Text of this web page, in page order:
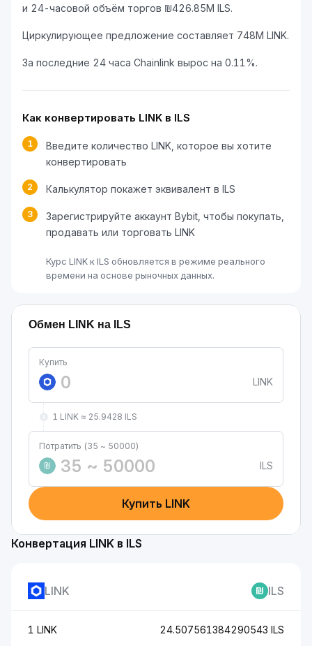
и 24-часовой объём торгов ₪426.85M ILS.
Циркулирующее предложение составляет 748M LINK.
За последние 24 часа Chainlink вырос на 0.11%.
Как конвертировать LINK в ILS
1
Введите количество LINK, которое вы хотите
конвертировать
2 Калькулятор покажет эквивалент в ILS
3
Зарегистрируйте аккаунт Bybit, чтобы покупать,
продавать или торговать LINK
Курс LINK к ILS обновляется в режиме реального
времени на основе рыночных данных.
Обмен LINK на ILS
Купить
LINK
1 LINK ≈ 25.9428 ILS
Потратить (35 ~ 50000)
₪
ILS
Купить LINK
Конвертация LINK в ILS
LINK ILS
1 LINK 24.507561384290543 ILS